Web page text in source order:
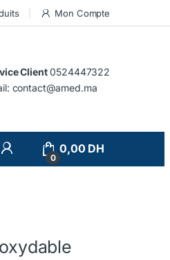
Mon Compte
Client 0524447322
contact@amed.ma
0
0,00 DH